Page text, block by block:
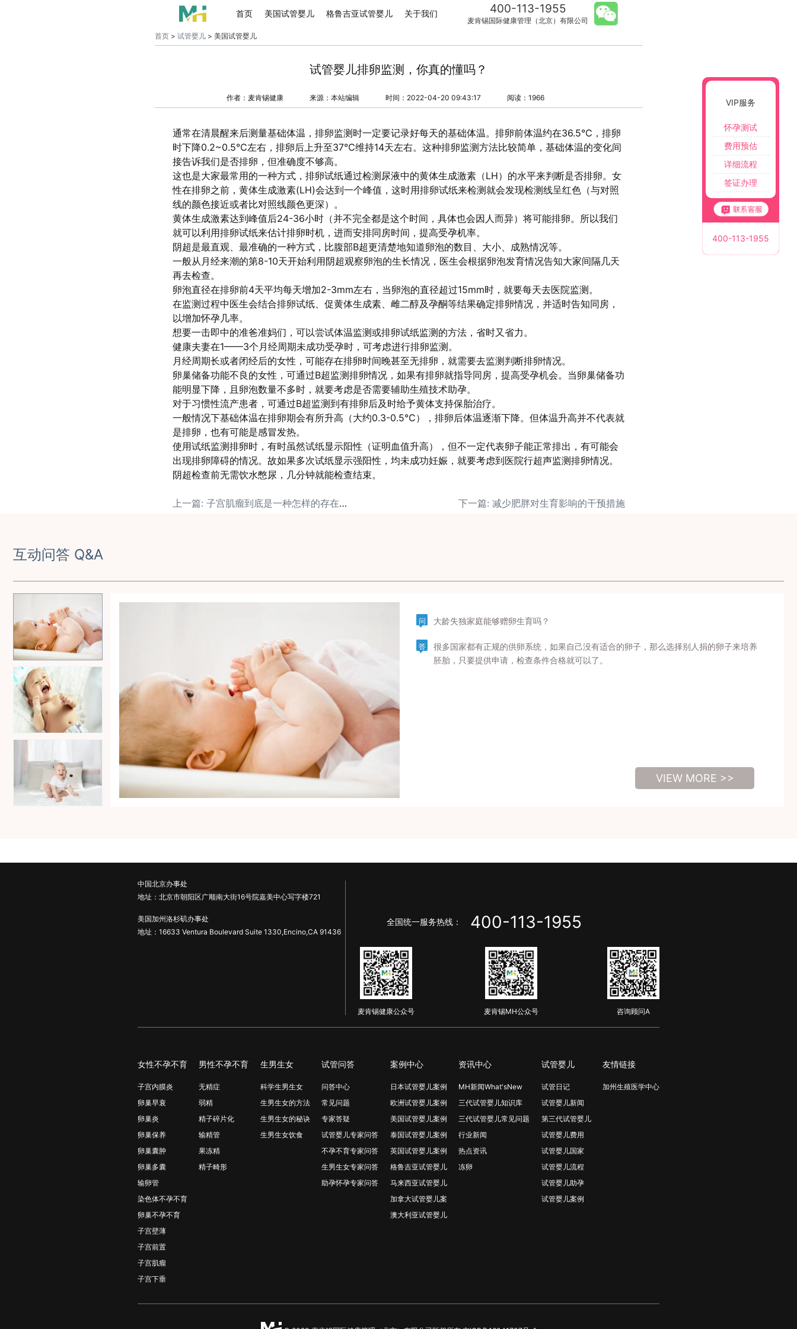
首页 美国试管婴儿 格鲁吉亚试管婴儿 关于我们 400-113-1955
麦肯锡国际健康管理（北京）有限公司
首页> 试管婴儿> 美国试管婴儿
试管婴儿排卵监测，你真的懂吗？
作者：麦肯锡健康 来源：本站编辑 时间：2022-04-20 09:43:17 阅读：1966
通常在清晨醒来后测量基础体温，排卵监测时一定要记录好每天的基础体温。排卵前体温约在36.5℃，排卵
时下降0.2~0.5℃左右，排卵后上升至37℃维持14天左右。这种排卵监测方法比较简单，基础体温的变化间
接告诉我们是否排卵，但准确度不够高。
这也是大家最常用的一种方式，排卵试纸通过检测尿液中的黄体生成激素（LH）的水平来判断是否排卵。女
性在排卵之前，黄体生成激素(LH)会达到一个峰值，这时用排卵试纸来检测就会发现检测线呈红色（与对照
线的颜色接近或者比对照线颜色更深）。
黄体生成激素达到峰值后24-36小时（并不完全都是这个时间，具体也会因人而异）将可能排卵。所以我们
就可以利用排卵试纸来估计排卵时机，进而安排同房时间，提高受孕机率。
阴超是最直观、最准确的一种方式，比腹部B超更清楚地知道卵泡的数目、大小、成熟情况等。
一般从月经来潮的第8-10天开始利用阴超观察卵泡的生长情况，医生会根据卵泡发育情况告知大家间隔几天
再去检查。
卵泡直径在排卵前4天平均每天增加2-3mm左右，当卵泡的直径超过15mm时，就要每天去医院监测。
在监测过程中医生会结合排卵试纸、促黄体生成素、雌二醇及孕酮等结果确定排卵情况，并适时告知同房，
以增加怀孕几率。
想要一击即中的准爸准妈们，可以尝试体温监测或排卵试纸监测的方法，省时又省力。
健康夫妻在1——3个月经周期未成功受孕时，可考虑进行排卵监测。
月经周期长或者闭经后的女性，可能存在排卵时间晚甚至无排卵，就需要去监测判断排卵情况。
卵巢储备功能不良的女性，可通过B超监测排卵情况，如果有排卵就指导同房，提高受孕机会。当卵巢储备功
能明显下降，且卵泡数量不多时，就要考虑是否需要辅助生殖技术助孕。
对于习惯性流产患者，可通过B超监测到有排卵后及时给予黄体支持保胎治疗。
一般情况下基础体温在排卵期会有所升高（大约0.3-0.5℃），排卵后体温逐渐下降。但体温升高并不代表就
是排卵，也有可能是感冒发热。
使用试纸监测排卵时，有时虽然试纸显示阳性（证明血值升高），但不一定代表卵子能正常排出，有可能会
出现排卵障碍的情况。故如果多次试纸显示强阳性，均未成功妊娠，就要考虑到医院行超声监测排卵情况。
阴超检查前无需饮水憋尿，几分钟就能检查结束。
上一篇: 子宫肌瘤到底是一种怎样的存在？（上） 下一篇: 减少肥胖对生育影响的干预措施
互动问答 Q&A
问 大龄失独家庭能够赠卵生育吗？
答
很多国家都有正规的供卵系统，如果自己没有适合的卵子，那么选择别人捐的卵子来培养
胚胎，只要提供申请，检查条件合格就可以了。
VIEW MORE >>
中国北京办事处
地址：北京市朝阳区广顺南大街16号院嘉美中心写字楼721
美国加州洛杉矶办事处
地址：16633 Ventura Boulevard Suite 1330,Encino,CA 91436
全国统一服务热线： 400-113-1955
麦肯锡健康公众号 麦肯锡MH公众号 咨询顾问A
女性不孕不育
子宫内膜炎
卵巢早衰
卵巢炎
卵巢保养
卵巢囊肿
卵巢多囊
输卵管
染色体不孕不育
卵巢不孕不育
子宫壁薄
子宫前置
子宫肌瘤
子宫下垂
男性不孕不育
无精症
弱精
精子碎片化
输精管
果冻精
精子畸形
生男生女
科学生男生女
生男生女的方法
生男生女的秘诀
生男生女饮食
试管问答
问答中心
常见问题
专家答疑
试管婴儿专家问答
不孕不育专家问答
生男生女专家问答
助孕怀孕专家问答
案例中心
日本试管婴儿案例
欧洲试管婴儿案例
美国试管婴儿案例
泰国试管婴儿案例
英国试管婴儿案例
格鲁吉亚试管婴儿
马来西亚试管婴儿
加拿大试管婴儿案
澳大利亚试管婴儿
资讯中心
MH新闻What'sNew
三代试管婴儿知识库
三代试管婴儿常见问题
行业新闻
热点资讯
冻卵
试管婴儿
试管日记
试管婴儿新闻
第三代试管婴儿
试管婴儿费用
试管婴儿国家
试管婴儿流程
试管婴儿助孕
试管婴儿案例
友情链接
加州生殖医学中心
VIP服务
怀孕测试
费用预估
详细流程
签证办理
400-113-1955